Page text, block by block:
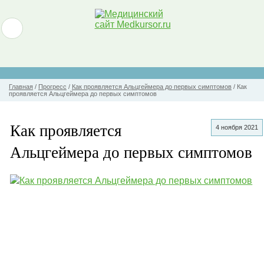
Главная / Прогресс / Как проявляется Альцгеймера до первых симптомов / Как
проявляется Альцгеймера до первых симптомов
4 ноября 2021
Как проявляется
Альцгеймера до первых симптомов